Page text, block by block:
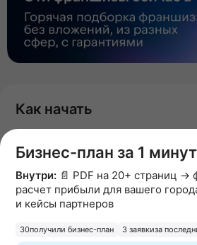
Как начать
отправить заявку
Чтобы это сделать, нажмите на
форму
представитель франшизы.
Бизнес-план за 1
Внутри: 📄 PDF на 20+ страниц →
расчет прибыли для вашего
и кейсы партнеров
30получили бизнес-план 3 заявкиза